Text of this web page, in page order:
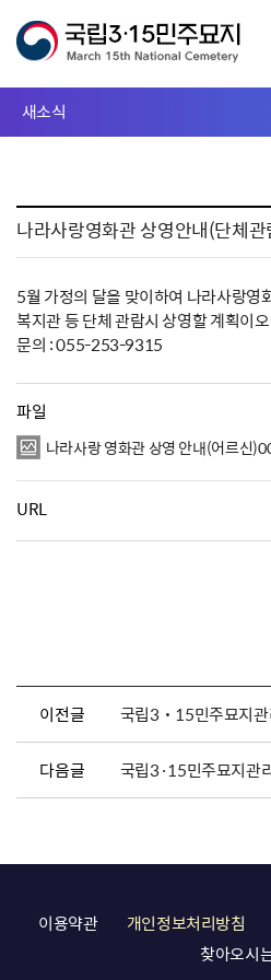
새소식
나라사랑영화관 상영안내(단체관
5월 가정의 달을 맞이하여 나라사랑영
복지관 등 단체 관람시 상영할 계획이
문의 : 055-253-9315
파일
나라사랑 영화관 상영 안내(어르신
URL
이전글
다음글
이용약관 개인정보처리방침
찾아오시